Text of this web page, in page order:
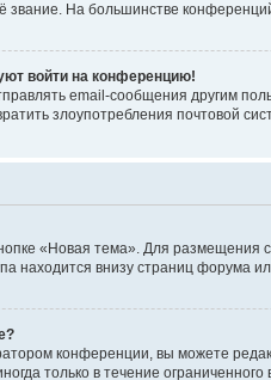
звание. На большинстве
войти на конференцию!
email-сообщения другим
злоупотребления почтовой
«Новая тема». Для размещения
находится внизу страниц
конференции, вы можете
только в течение